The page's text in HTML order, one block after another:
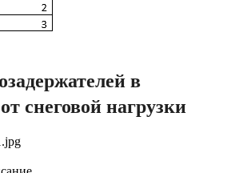
в
снеговой нагрузки